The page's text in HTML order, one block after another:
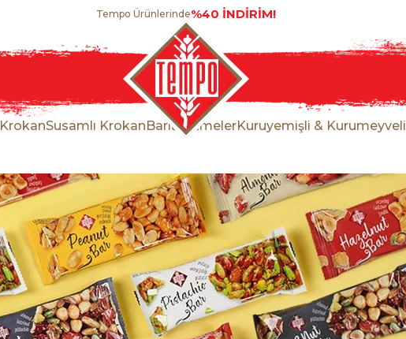
Tempo Ürünlerinde%40 İNDİRİM!
KrokanSusamlı KrokanBarlarEzmelerKuruyemişli & Kurumeyveli